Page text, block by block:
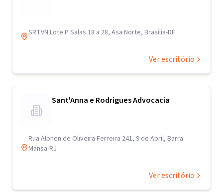
SRTVN Lote P Salas 18 a 28, Asa Norte, Brasília-DF
Ver escritório
Sant'Anna e Rodrigues Advocacia
Rua Alphen de Oliveira Ferreira 241, 9 de Abril, Barra
Mansa-RJ
Ver escritório